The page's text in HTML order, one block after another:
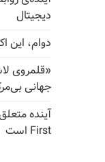
دیجیتال
دوام، این
«قلمروی
جهانی
First است